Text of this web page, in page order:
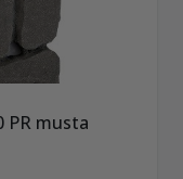
PR musta